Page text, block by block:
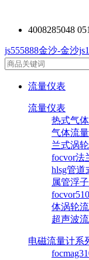
4008285048
js555888金沙-金沙
流量仪表
流量仪表
热式气
气体流
兰式涡
focvor法
hlsg管
属管浮
体涡轮
超声波
电磁流量计系